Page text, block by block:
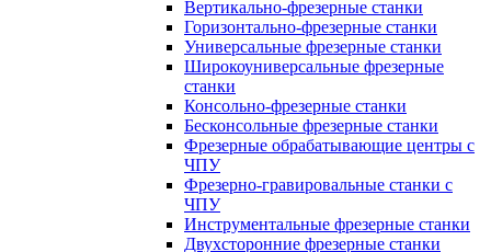
Вертикально-фрезерные станки
Горизонтально-фрезерные станки
Универсальные фрезерные станки
Широкоуниверсальные фрезерные
станки
Консольно-фрезерные станки
Бесконсольные фрезерные станки
Фрезерные обрабатывающие центры с
ЧПУ
Фрезерно-гравировальные станки с
ЧПУ
Инструментальные фрезерные станки
Двухсторонние фрезерные станки